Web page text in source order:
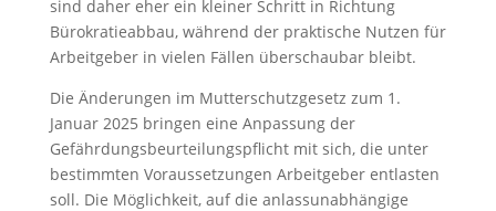
sind daher eher ein kleiner Schritt in Richtung
Bürokratieabbau, während der praktische Nutzen für
Arbeitgeber in vielen Fällen überschaubar bleibt.
Die Änderungen im Mutterschutzgesetz zum 1.
Januar 2025 bringen eine Anpassung der
Gefährdungsbeurteilungspflicht mit sich, die unter
bestimmten Voraussetzungen Arbeitgeber entlasten
soll. Die Möglichkeit, auf die anlassunabhängige